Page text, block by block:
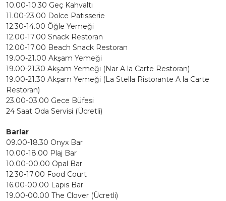
10.00-10.30 Geç Kahvaltı
11.00-23.00 Dolce Patisserie
12.30-14.00 Öğle Yemeği
12.00-17.00 Snack Restoran
12.00-17.00 Beach Snack Restoran
19.00-21.00 Akşam Yemeği
19.00-21.30 Akşam Yemeği (Nar A la Carte Restoran)
19.00-21.30 Akşam Yemeği (La Stella Ristorante A la Carte
Restoran)
23.00-03.00 Gece Büfesi
24 Saat Oda Servisi (Ücretli)
Barlar
09.00-18.30 Onyx Bar
10.00-18.00 Plaj Bar
10.00-00.00 Opal Bar
12.30-17.00 Food Court
16.00-00.00 Lapis Bar
19.00-00.00 The Clover (Ücretli)